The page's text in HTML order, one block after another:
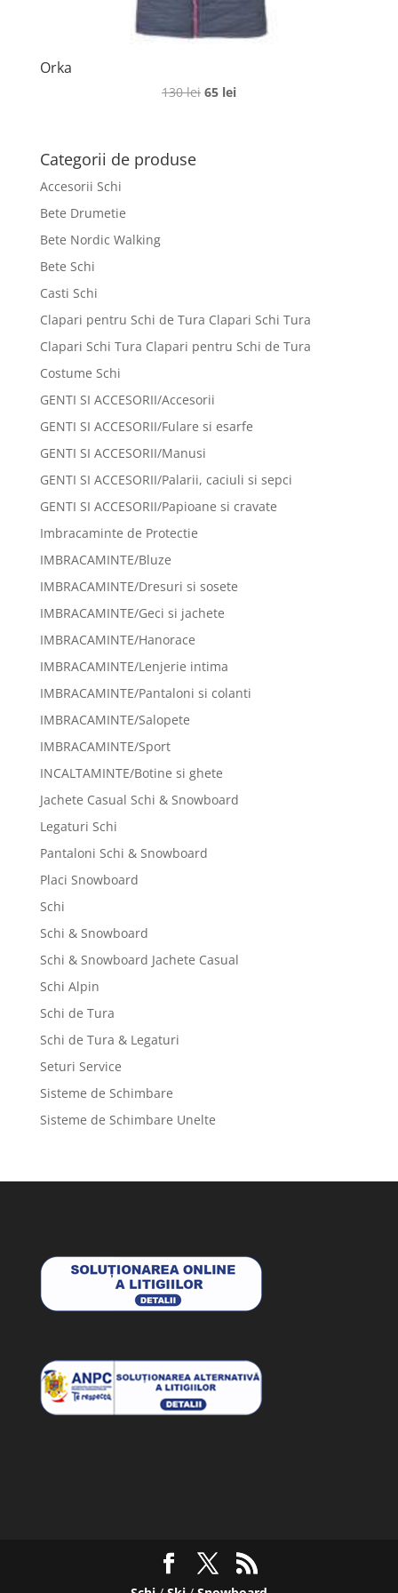
Orka
130lei Prețul
65 leiPrețul
Categorii de produse
Accesorii Schi
Bete Drumetie
Bete Nordic Walking
Bete Schi
Casti Schi
Clapari pentru Schi de Tura Clapari Schi Tura
Clapari Schi Tura Clapari pentru Schi de Tura
Costume Schi
GENTI SI ACCESORII/Accesorii
GENTI SI ACCESORII/Fulare si esarfe
GENTI SI ACCESORII/Manusi
GENTI SI ACCESORII/Palarii, caciuli si sepci
GENTI SI ACCESORII/Papioane si cravate
Imbracaminte de Protectie
IMBRACAMINTE/Bluze
IMBRACAMINTE/Dresuri si sosete
IMBRACAMINTE/Geci si jachete
IMBRACAMINTE/Hanorace
IMBRACAMINTE/Lenjerie intima
IMBRACAMINTE/Pantaloni si colanti
IMBRACAMINTE/Salopete
IMBRACAMINTE/Sport
INCALTAMINTE/Botine si ghete
Jachete Casual Schi & Snowboard
Legaturi Schi
Pantaloni Schi & Snowboard
Placi Snowboard
Schi
Schi & Snowboard
Schi & Snowboard Jachete Casual
Schi Alpin
Schi de Tura
Schi de Tura & Legaturi
Seturi Service
Sisteme de Schimbare
Sisteme de Schimbare Unelte